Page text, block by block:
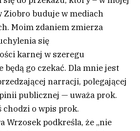
Ziobro buduje w mediach
Moim zdaniem zmierza
się
karnej w szeregu
będą go czekać. Dla mnie jest
narracji, polegającej
publicznej — uważa prok.
chodzi o wpis prok.
Wrzosek podkreśla, że „nie